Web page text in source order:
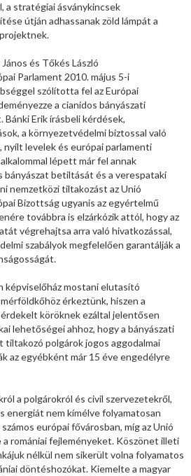
a stratégiai ásványkincsek
útján adhassanak zöld lámpát a
és Tőkés László
Parlament 2010. május 5-i
szólította fel az Európai
a cianidos bányászati
Erik írásbeli kérdések,
a környezetvédelmi biztossal való
nyílt levelek és európai parlamenti
lépett már fel annak
bányászat betiltását és a verespataki
nemzetközi tiltakozást az Unió
Bizottság ugyanis az egyértelmű
továbbra is elzárkózik attól, hogy az
végrehajtsa arra való hivatkozással,
szabályok megfelelően garantálják a
képviselőház mostani elutasító
érkeztünk, hiszen a
köröknek ezáltal jelentősen
lehetőségei ahhoz, hogy a bányászati
polgárok jogos aggodalmai
az egyébként már 15 éve engedélyre
a polgárokról és civil szervezetekről,
energiát nem kímélve folyamatosan
európai fővárosban, míg az Unió
romániai fejleményeket. Köszönet illeti
nélkül nem sikerült volna folyamatos
döntéshozókat. Kiemelte a magyar